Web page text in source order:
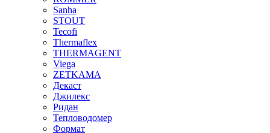
Sanha
STOUT
Tecofi
Thermaflex
THERMAGENT
Viega
ZETKAMA
Декаст
Джилекс
Ридан
Тепловодомер
Формат